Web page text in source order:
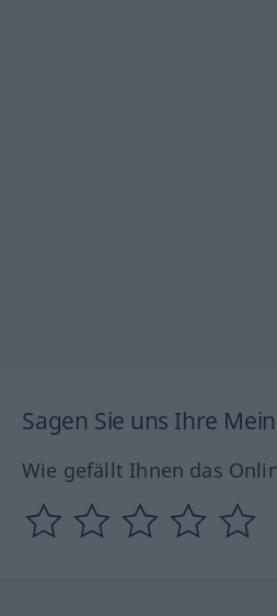
Sagen Sie uns Ihre
Wie gefällt Ihnen das